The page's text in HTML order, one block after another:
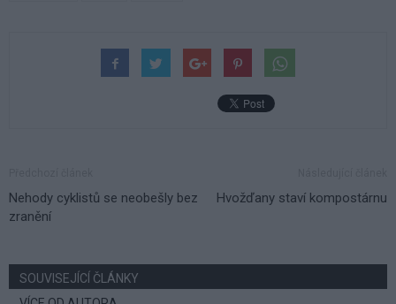
Nehody cyklistů se neobešly bez
zranění
Hvožďany staví kompostárnu
SOUVISEJÍCÍ ČLÁNKY